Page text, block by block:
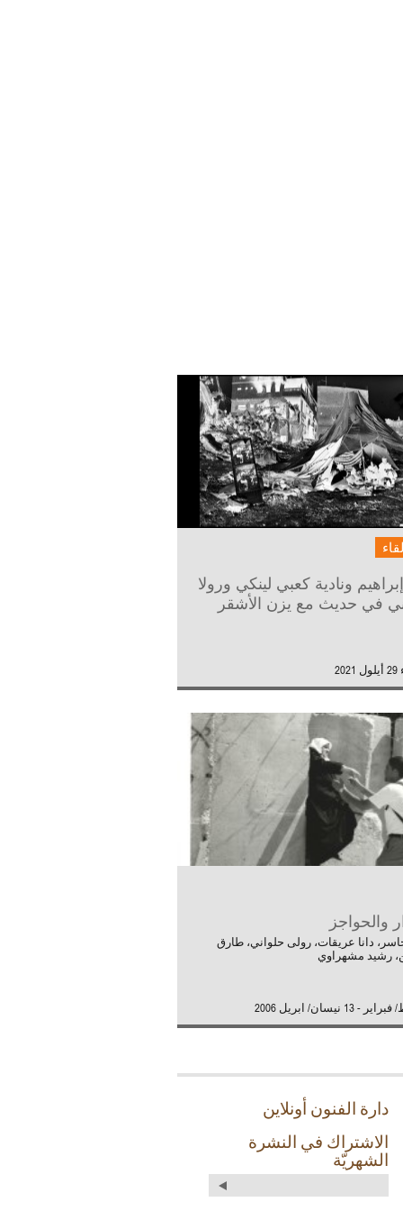
ونادية كعبي لينكي ورولا
في حديث مع يزن الأشقر
والحواجز
دانا عريقات، رولى حلواني، طارق
رشيد مشهراوي
دارة الفنون أونلاين
الاشتراك في النشرة
الشهريّة